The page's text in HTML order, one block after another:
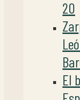
20
El